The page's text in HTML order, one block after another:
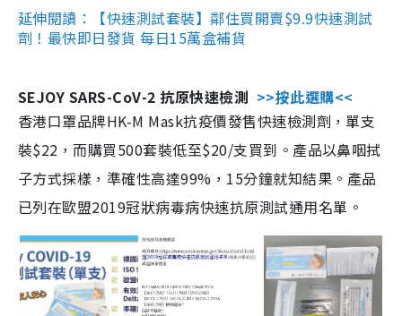
延伸閱讀：【快速測試套裝】鄰住買開賣$9.9快速測試
劑！最快即日發貨 每日15萬盒補貨
SEJOY SARS-CoV-2 抗原快速檢測 >>按此選購<<
香港口罩品牌HK-M Mask抗疫價發售快速檢測劑，單支
裝$22，而購買500套裝低至$20/支買到。產品以鼻咽拭
子方式採樣，準確性高達99%，15分鐘就知結果。產品
已列在歐盟2019冠狀病毒病快速抗原測試通用名單。